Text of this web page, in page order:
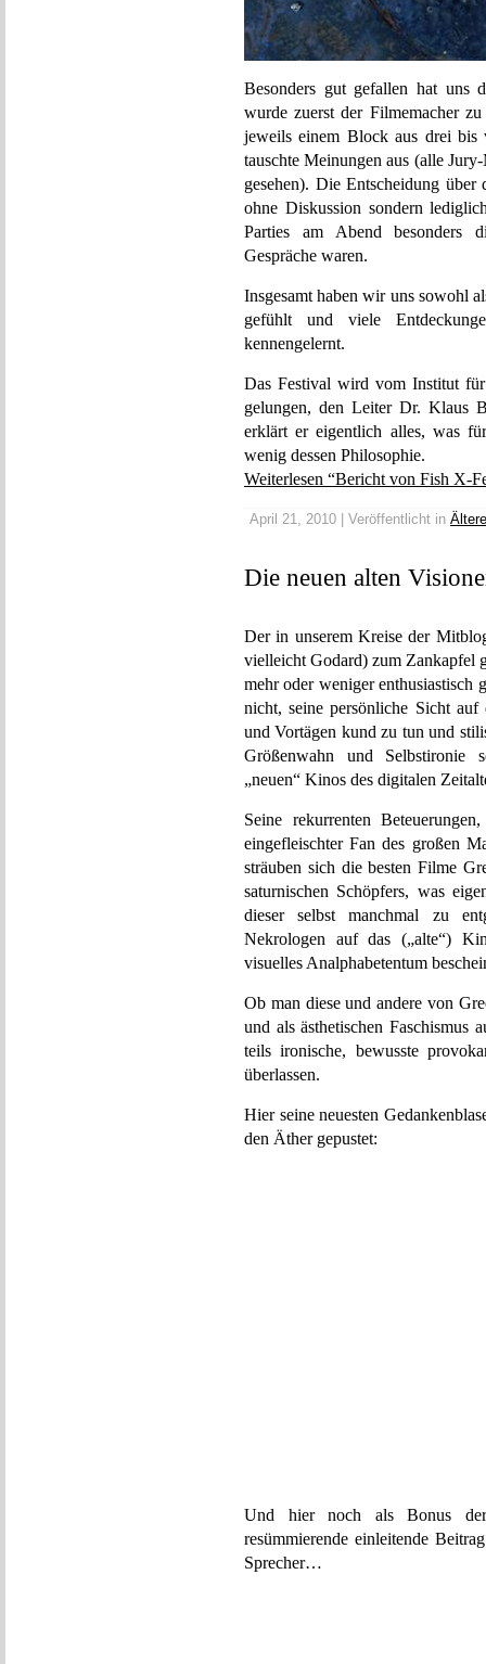
Besonders gut gefallen hat uns
wurde zuerst der Filmemacher
jeweils einem Block aus drei
tauschte Meinungen aus (alle
gesehen). Die Entscheidung
ohne Diskussion sondern
Parties am Abend besonders
Gespräche waren.
Insgesamt haben wir uns sowohl
gefühlt und viele
kennengelernt.
Das Festival wird vom Institut
gelungen, den Leiter Dr. Klaus
erklärt er eigentlich alles, was
wenig dessen Philosophie.
Weiterlesen “Bericht von Fish X-
April 21, 2010 | Veröffentlicht in
Die neuen alten
Der in unserem Kreise der
vielleicht Godard) zum Zankapfel
mehr oder weniger enthusiastisch
nicht, seine persönliche Sicht
und Vortägen kund zu tun und
Größenwahn und Selbstironie
„neuen“ Kinos des digitalen
Seine rekurrenten
eingefleischter Fan des großen
sträuben sich die besten Filme
saturnischen Schöpfers, was
dieser selbst manchmal zu
Nekrologen auf das („alte“)
visuelles Analphabetentum
Ob man diese und andere von
und als ästhetischen Faschismus
teils ironische, bewusste
überlassen.
Hier seine neuesten
den Äther gepustet:
Und hier noch als Bonus der
resümmierende einleitende
Sprecher…